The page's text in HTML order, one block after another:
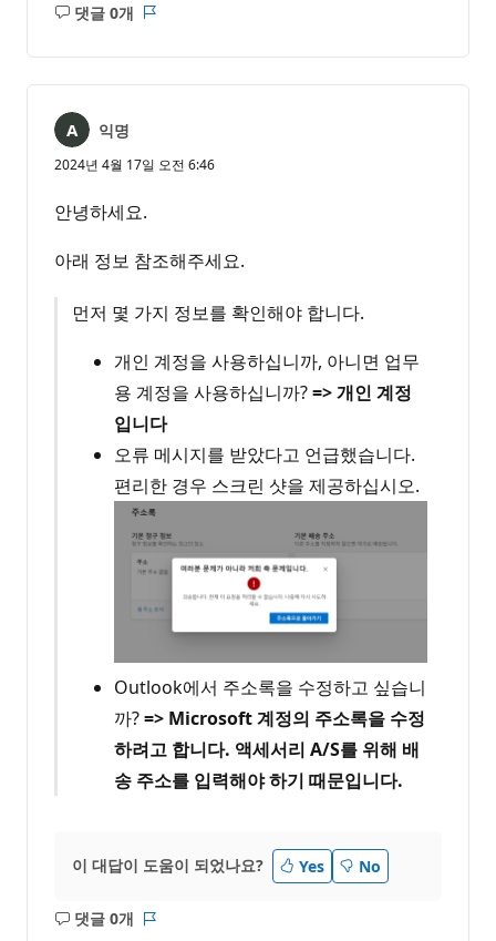
댓글 0개
설
음
익명
2024년 4월 17일 오전 6:46
안녕하세요.
아래 정보 참조해주세요.
먼저 몇 가지 정보를 확인해야 합니다.
개인 계정을 사용하십니까, 아니면 업무
용 계정을 사용하십니까?=> 개인 계정
입니다
오류 메시지를 받았다고 언급했습니다.
편리한 경우 스크린 샷을 제공하십시오.
Outlook에서 주소록을 수정하고 싶습니
까?=> Microsoft 계정의 주소록을 수정
하려고 합니다. 액세서리 A/S를 위해 배
송 주소를 입력해야 하기 때문입니다.
이 대답이 도움이 되었나요? Yes No
댓글 0개
설